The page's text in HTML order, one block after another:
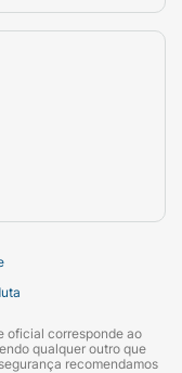
oficial corresponde ao
qualquer outro que
recomendamos